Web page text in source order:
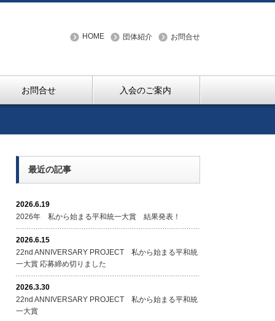
HOME 団体紹介 お問合せ
お問合せ 入会のご案内
最近の記事
2026.6.19
2026年 私から始まる平和統一大賞 結果発表！
2026.6.15
22nd ANNIVERSARY PROJECT 私から始まる平和統
一大賞 応募締め切りました
2026.3.30
22nd ANNIVERSARY PROJECT 私から始まる平和統
一大賞